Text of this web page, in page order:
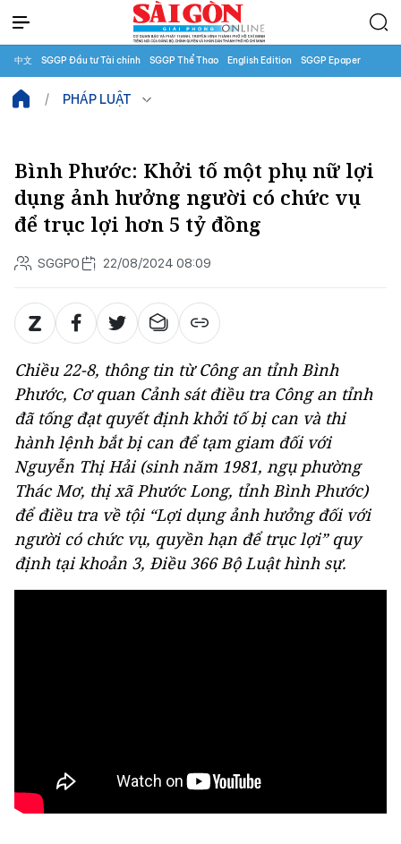
中文 SGGP Đầu tư Tài chính SGGP Thể Thao English Edition SGGP Epaper
PHÁP LUẬT
Bình Phước: Khởi tố một phụ nữ lợi
dụng ảnh hưởng người có chức vụ
để trục lợi hơn 5 tỷ đồng
SGGPO 22/08/2024 08:09
Chiều 22-8, thông tin từ Công an tỉnh Bình
Phước, Cơ quan Cảnh sát điều tra Công an tỉnh
đã tống đạt quyết định khởi tố bị can và thi
hành lệnh bắt bị can để tạm giam đối với
Nguyễn Thị Hải (sinh năm 1981, ngụ phường
Thác Mơ, thị xã Phước Long, tỉnh Bình Phước)
để điều tra về tội “Lợi dụng ảnh hưởng đối với
người có chức vụ, quyền hạn để trục lợi” quy
định tại khoản 3, Điều 366 Bộ Luật hình sự.